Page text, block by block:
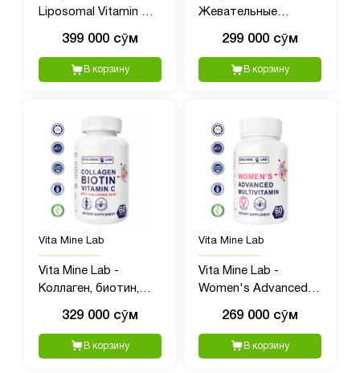
Liposomal Vitamin C
Витамин C), 1000 мг,
180 капсул
399 000 сӯм
В корзину
Жевательные
и Витамином C для
детей, 120 шт
299 000 сӯм
В корзину
Vita Mine Lab
Vita Mine Lab -
Коллаген, биотин,
кислотой, 60 капсул
329 000 сӯм
В корзину
Vita Mine Lab
Vita Mine Lab -
Women's Advanced
мультивитаминный
комплекс, 60 капсул
269 000 сӯм
В корзину